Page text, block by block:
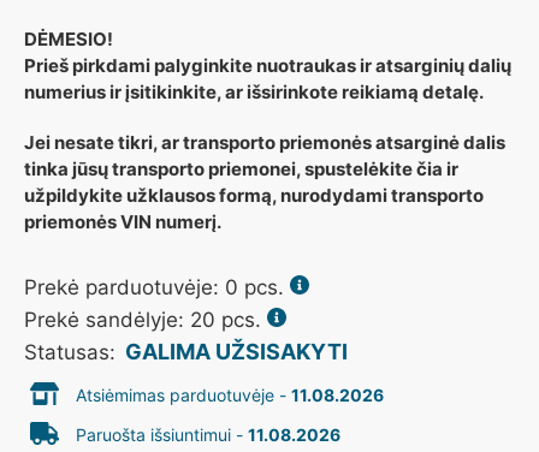
DĖMESIO!
Prieš pirkdami palyginkite nuotraukas ir atsarginių dalių
numerius ir įsitikinkite, ar išsirinkote reikiamą detalę.
Jei nesate tikri, ar transporto priemonės atsarginė dalis
tinka jūsų transporto priemonei, spustelėkite čia ir
užpildykite užklausos formą, nurodydami transporto
priemonės VIN numerį.
Prekė parduotuvėje: 0 pcs.
Prekė sandėlyje: 20 pcs.
Statusas: GALIMA UŽSISAKYTI
Atsiėmimas parduotuvėje - 11.08.2026
Paruošta išsiuntimui - 11.08.2026